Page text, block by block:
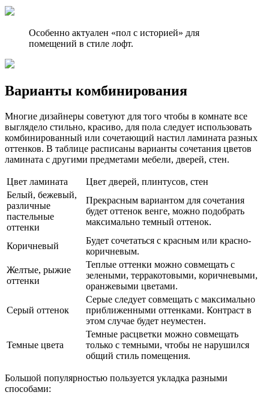
Особенно актуален «пол с историей» для
помещений в стиле лофт.
Варианты комбинирования
Многие дизайнеры советуют для того чтобы в комнате все
выглядело стильно, красиво, для пола следует использовать
комбинированный или сочетающий настил ламината разных
оттенков. В таблице расписаны варианты сочетания цветов
ламината с другими предметами мебели, дверей, стен.
Цвет ламината
Цвет дверей, плинтусов, стен
Белый, бежевый,
различные
пастельные
оттенки
Прекрасным вариантом для сочетания
будет оттенок венге, можно подобрать
максимально темный оттенок.
Коричневый
Будет сочетаться с красным или красно-
коричневым.
Желтые, рыжие
оттенки
Теплые оттенки можно совмещать с
зелеными, терракотовыми, коричневыми,
оранжевыми цветами.
Серый оттенок
Серые следует совмещать с максимально
приближенными оттенками. Контраст в
этом случае будет неуместен.
Темные цвета
Темные расцветки можно совмещать
только с темными, чтобы не нарушился
общий стиль помещения.
Большой популярностью пользуется укладка разными
способами: